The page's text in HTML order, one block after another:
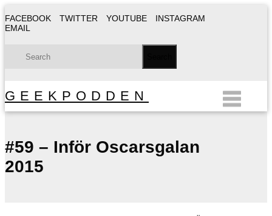
FACEBOOK TWITTER YOUTUBE
INSTAGRAM
EMAIL
GEEKPODDEN
#59 – Inför Oscarsgalan
2015